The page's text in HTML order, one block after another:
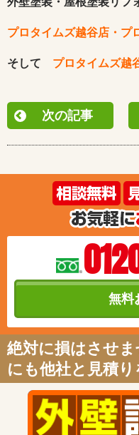
プロタイムズ越谷店・プ
そして プロタイムズ越
次の記事
無料
絶対に損はさせ
にも他社と見積